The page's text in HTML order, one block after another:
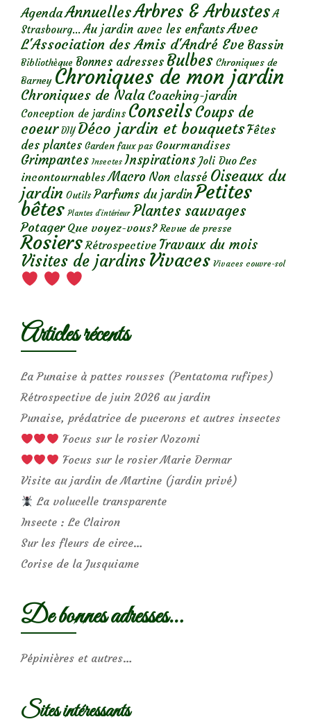
AgendaAnnuellesArbres & Arbustes A
Strasbourg... Au jardin avec les enfantsAvec
L'Association des Amis d'André Eve Bassin
Bibliothèque Bonnes adresses Bulbes Chroniques de
Barney Chroniques de mon jardin
Chroniques de Nala Coaching-jardin
Conception de jardins ConseilsCoups de
coeur DIY Déco jardin et bouquetsFêtes
des plantes Garden faux pas Gourmandises
Grimpantes Insectes Inspirations Joli Duo Les
incontournables Macro Non classé Oiseaux du
jardin Outils Parfums du jardinPetites
bêtes Plantes d’intérieur Plantes sauvages
Potager Que voyez-vous? Revue de presse
Rosiers Rétrospective Travaux du mois
Visites de jardins Vivaces Vivaces couvre-sol
Articles récents
La Punaise à pattes rousses (Pentatoma rufipes)
Rétrospective de juin 2026 au jardin
Punaise, prédatrice de pucerons et autres insectes
Focus sur le rosier Nozomi
Focus sur le rosier Marie Dermar
Visite au jardin de Martine (jardin privé)
La volucelle transparente
Insecte : Le Clairon
Sur les fleurs de circe…
Corise de la Jusquiame
De bonnes adresses…
Pépinières et autres…
Sites intéressants